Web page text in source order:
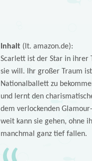
Inhalt (lt. amazon.de):
Scarlett ist der Star in ihrer
sie will. Ihr großer Traum
Nationalballett zu
und lernt den
dem verlockenden
weit kann sie gehen, ohne
manchmal ganz tief fallen.